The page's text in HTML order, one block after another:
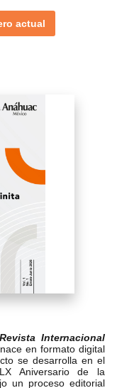
actual
Internacional
nace en formato digital
se desarrolla en el
Aniversario de la
un proceso editorial